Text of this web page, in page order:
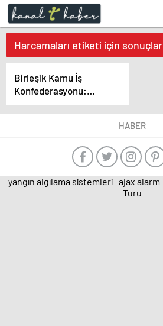
Harcamaları etiketi için sonuçlar
Birleşik Kamu İş
Konfederasyonu:
“Şubat Ayında Açlık
Sınırı 18 Bin 973 Liraya,
HABER
yangın algılama sistemleri ajax alarm
Turu